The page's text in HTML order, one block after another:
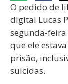
O pedido de
digital Lucas
segunda-feira
que ele
prisão,
suicidas.